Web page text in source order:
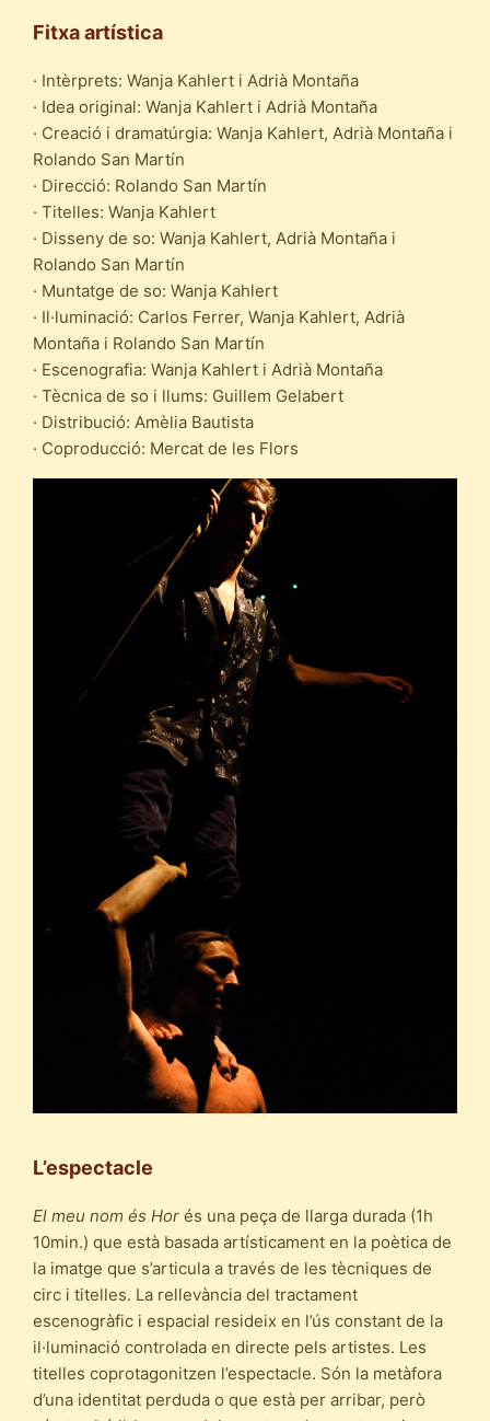
Fitxa artística
· Intèrprets: Wanja Kahlert i Adrià Montaña
· Idea original: Wanja Kahlert i Adrià Montaña
· Creació i dramatúrgia: Wanja Kahlert, Adrià Montaña i
Rolando San Martín
· Direcció: Rolando San Martín
· Titelles: Wanja Kahlert
· Disseny de so: Wanja Kahlert, Adrià Montaña i
Rolando San Martín
· Muntatge de so: Wanja Kahlert
· Il·luminació: Carlos Ferrer, Wanja Kahlert, Adrià
Montaña i Rolando San Martín
· Escenografia: Wanja Kahlert i Adrià Montaña
· Tècnica de so i llums: Guillem Gelabert
· Distribució: Amèlia Bautista
· Coproducció: Mercat de les Flors
L’espectacle
El meu nom és Hor és una peça de llarga durada (1h
10min.) que està basada artísticament en la poètica de
la imatge que s’articula a través de les tècniques de
circ i titelles. La rellevància del tractament
escenogràfic i espacial resideix en l’ús constant de la
il·luminació controlada en directe pels artistes. Les
titelles coprotagonitzen l’espectacle. Són la metàfora
d’una identitat perduda o que està per arribar, però